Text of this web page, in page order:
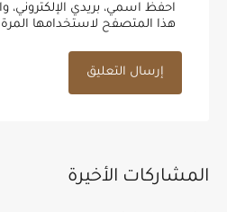
احفظ اسمي، بريدي الإلكتروني،
هذا المتصفح لاستخدامها
المشاركات الأخيرة